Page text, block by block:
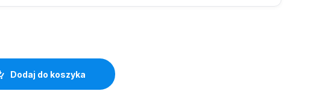
1 Użytkownik 1 Urządzenie 2 lata - Licencja elekrtoniczna ESD quantity
Dodaj do koszyka